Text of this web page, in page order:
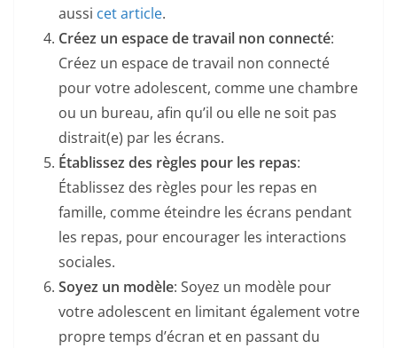
aussi cet article.
Créez un espace de travail non connecté:
Créez un espace de travail non connecté
pour votre adolescent, comme une chambre
ou un bureau, afin qu’il ou elle ne soit pas
distrait(e) par les écrans.
Établissez des règles pour les repas:
Établissez des règles pour les repas en
famille, comme éteindre les écrans pendant
les repas, pour encourager les interactions
sociales.
Soyez un modèle: Soyez un modèle pour
votre adolescent en limitant également votre
propre temps d’écran et en passant du